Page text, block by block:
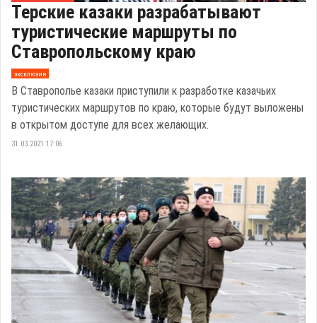
Терские казаки разрабатывают
туристические маршруты по
Ставропольскому краю
эксклюзив
В Ставрополье казаки приступили к разработке казачьих
туристических маршрутов по краю, которые будут выложены
в открытом доступе для всех желающих.
31.03.2021 17:06